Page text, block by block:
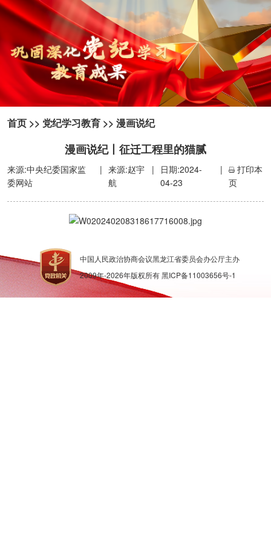
首页 >> 党纪学习教育 >> 漫画说纪
漫画说纪丨征迁工程里的猫腻
来源:中央纪委国家监
委网站
| 来源:赵宇
航
|
日期:2024-
04-23
|
打印本
页
中国人民政治协商会议黑龙江省委员会办公厅主办
2009年-2026年版权所有黑ICP备11003656号-1